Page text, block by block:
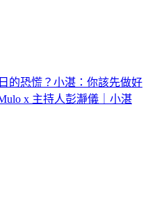
的恐慌？小湛：你該先做好
x 主持人彭瀞儀｜小湛